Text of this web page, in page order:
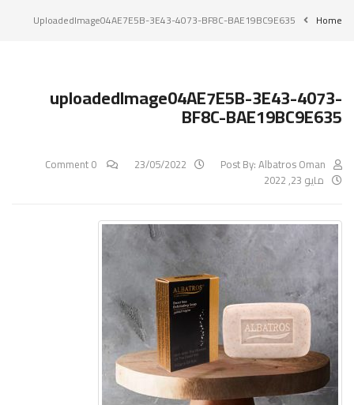
Home
UploadedImage04AE7E5B-3E43-4073-BF8C-BAE19BC9E635
uploadedImage04AE7E5B-3E43-4073-
BF8C-BAE19BC9E635
Post By:Albatros Oman
23/05/2022
مايو 23, 2022